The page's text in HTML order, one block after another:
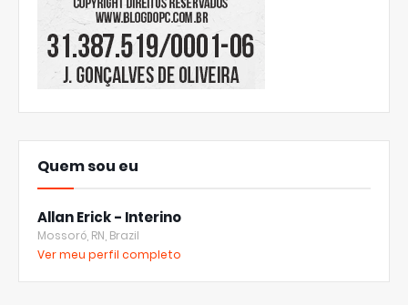
Quem sou eu
Allan Erick - Interino
Mossoró, RN, Brazil
Ver meu perfil completo